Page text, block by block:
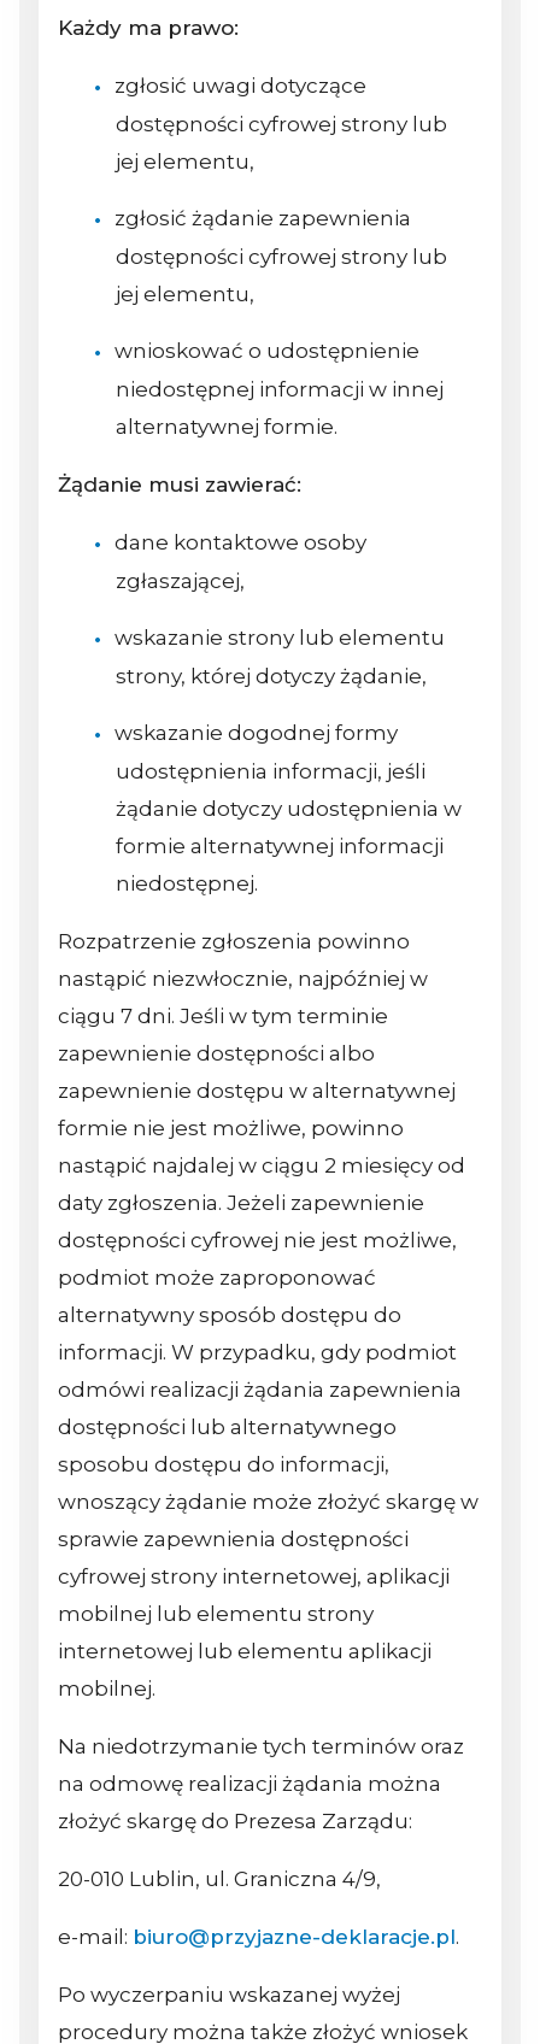
Każdy ma prawo:
zgłosić uwagi dotyczące
dostępności cyfrowej strony lub
jej elementu,
zgłosić żądanie zapewnienia
dostępności cyfrowej strony lub
jej elementu,
wnioskować o udostępnienie
niedostępnej informacji w innej
alternatywnej formie.
Żądanie musi zawierać:
dane kontaktowe osoby
zgłaszającej,
wskazanie strony lub elementu
strony, której dotyczy żądanie,
wskazanie dogodnej formy
udostępnienia informacji, jeśli
żądanie dotyczy udostępnienia w
formie alternatywnej informacji
niedostępnej.
Rozpatrzenie zgłoszenia powinno
nastąpić niezwłocznie, najpóźniej w
ciągu 7 dni. Jeśli w tym terminie
zapewnienie dostępności albo
zapewnienie dostępu w alternatywnej
formie nie jest możliwe, powinno
nastąpić najdalej w ciągu 2 miesięcy od
daty zgłoszenia. Jeżeli zapewnienie
dostępności cyfrowej nie jest możliwe,
podmiot może zaproponować
alternatywny sposób dostępu do
informacji. W przypadku, gdy podmiot
odmówi realizacji żądania zapewnienia
dostępności lub alternatywnego
sposobu dostępu do informacji,
wnoszący żądanie może złożyć skargę w
sprawie zapewnienia dostępności
cyfrowej strony internetowej, aplikacji
mobilnej lub elementu strony
internetowej lub elementu aplikacji
mobilnej.
Na niedotrzymanie tych terminów oraz
na odmowę realizacji żądania można
złożyć skargę do Prezesa Zarządu:
20-010 Lublin, ul. Graniczna 4/9,
e-mail: biuro@przyjazne-deklaracje.pl.
Po wyczerpaniu wskazanej wyżej
procedury można także złożyć wniosek